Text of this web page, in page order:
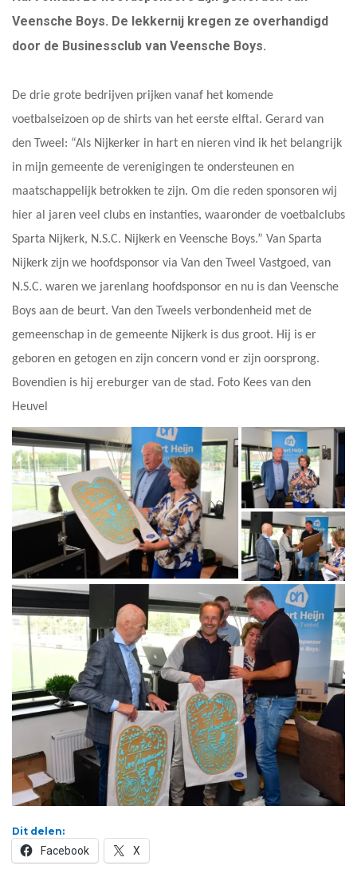
Veensche Boys. De lekkernij kregen ze overhandigd
door de Businessclub van Veensche Boys.
De drie grote bedrijven prijken vanaf het komende
voetbalseizoen op de shirts van het eerste elftal. Gerard van
den Tweel: “Als Nijkerker in hart en nieren vind ik het belangrijk
in mijn gemeente de verenigingen te ondersteunen en
maatschappelijk betrokken te zijn. Om die reden sponsoren wij
hier al jaren veel clubs en instanties, waaronder de voetbalclubs
Sparta Nijkerk, N.S.C. Nijkerk en Veensche Boys.” Van Sparta
Nijkerk zijn we hoofdsponsor via Van den Tweel Vastgoed, van
N.S.C. waren we jarenlang hoofdsponsor en nu is dan Veensche
Boys aan de beurt. Van den Tweels verbondenheid met de
gemeenschap in de gemeente Nijkerk is dus groot. Hij is er
geboren en getogen en zijn concern vond er zijn oorsprong.
Bovendien is hij ereburger van de stad. Foto Kees van den
Heuvel
Dit delen:
Facebook X